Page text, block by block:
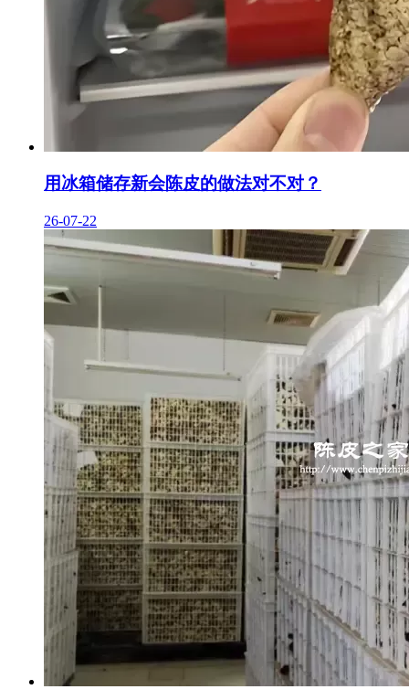
用冰箱储存新会陈皮的做法对不对？
26-07-22